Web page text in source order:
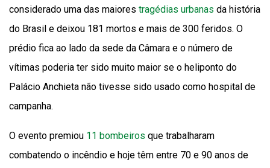
considerado uma das maiores tragédias urbanas da história
do Brasil e deixou 181 mortos e mais de 300 feridos. O
prédio fica ao lado da sede da Câmara e o número de
vítimas poderia ter sido muito maior se o heliponto do
Palácio Anchieta não tivesse sido usado como hospital de
campanha.
O evento premiou 11 bombeiros que trabalharam
combatendo o incêndio e hoje têm entre 70 e 90 anos de